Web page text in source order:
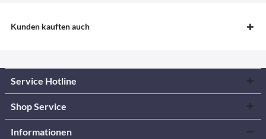
Kunden kauften auch
Service Hotline
Shop Service
Informationen